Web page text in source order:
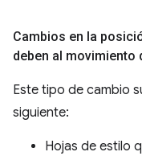
Cambios en la
deben al movimiento
Este tipo de cambio
siguiente:
Hojas de estilo